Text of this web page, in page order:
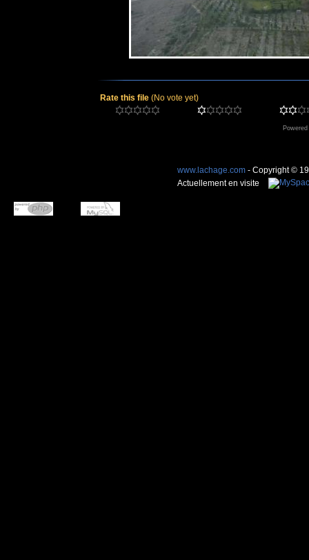
Rate this file (No vote yet)
www.lachage.com - Copyright ©
Actuellement en visite